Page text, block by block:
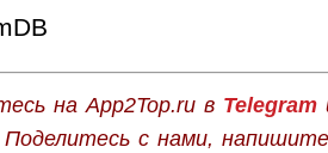
на App2Top.ru в Telegram
с нами,